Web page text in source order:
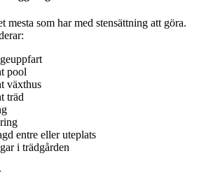
mesta som har med stensättning att göra.
pool
växthus
träd
entre eller uteplats
i trädgården